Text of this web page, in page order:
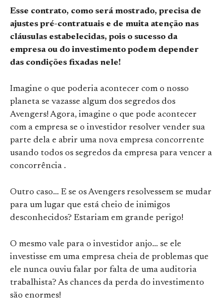
Esse contrato, como será mostrado, precisa de
ajustes pré-contratuais e de muita atenção nas
cláusulas estabelecidas, pois o sucesso da
empresa ou do investimento podem depender
das condições fixadas nele!
Imagine o que poderia acontecer com o nosso
planeta se vazasse algum dos segredos dos
Avengers! Agora, imagine o que pode acontecer
com a empresa se o investidor resolver vender sua
parte dela e abrir uma nova empresa concorrente
usando todos os segredos da empresa para vencer a
concorrência .
Outro caso… E se os Avengers resolvessem se mudar
para um lugar que está cheio de inimigos
desconhecidos? Estariam em grande perigo!
O mesmo vale para o investidor anjo… se ele
investisse em uma empresa cheia de problemas que
ele nunca ouviu falar por falta de uma auditoria
trabalhista? As chances da perda do investimento
são enormes!